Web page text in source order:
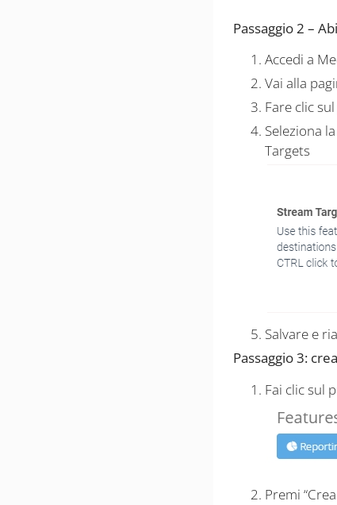
Passaggio 2 –
Accedi a
Vai alla
Fare clic
Seleziona
Targets
Salvare e
Passaggio 3:
Fai clic sul
Premi